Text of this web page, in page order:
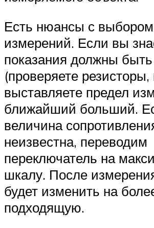
Есть нюансы с
измерений. Если вы
показания должны быть
(проверяете
выставляете предел
ближайший больший.
величина
неизвестна, переводим
переключатель на
шкалу. После
будет изменить на
подходящую.